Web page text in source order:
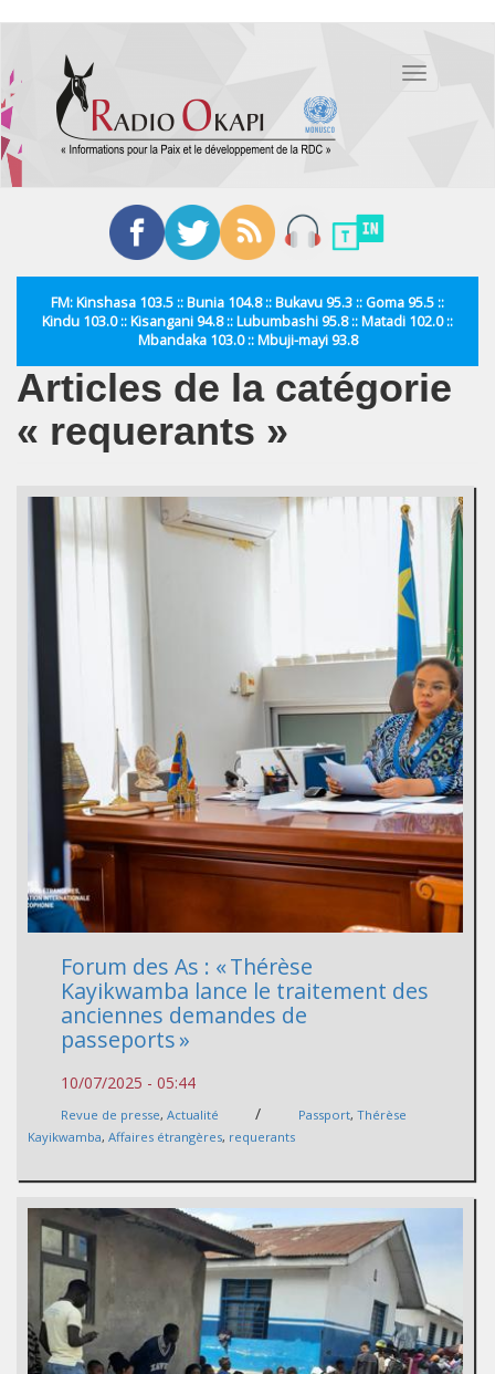
contenu
principal
Toggle
FM: Kinshasa 103.5 :: Bunia 104.8 :: Bukavu 95.3 :: Goma 95.5 ::
Kindu 103.0 :: Kisangani 94.8 :: Lubumbashi 95.8 :: Matadi 102.0 ::
Mbandaka 103.0 :: Mbuji-mayi 93.8
Articles de la catégorie
« requerants »
Forum des As : « Thérèse
Kayikwamba lance le traitement des
anciennes demandes de
passeports »
10/07/2025 - 05:44
Revue de presse, Actualité / Passport, Thérèse
Kayikwamba, Affaires étrangères, requerants